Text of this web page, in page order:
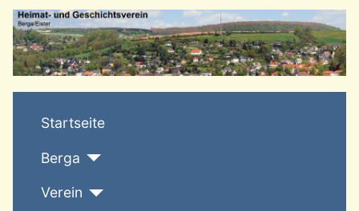
Startseite
Berga
Verein